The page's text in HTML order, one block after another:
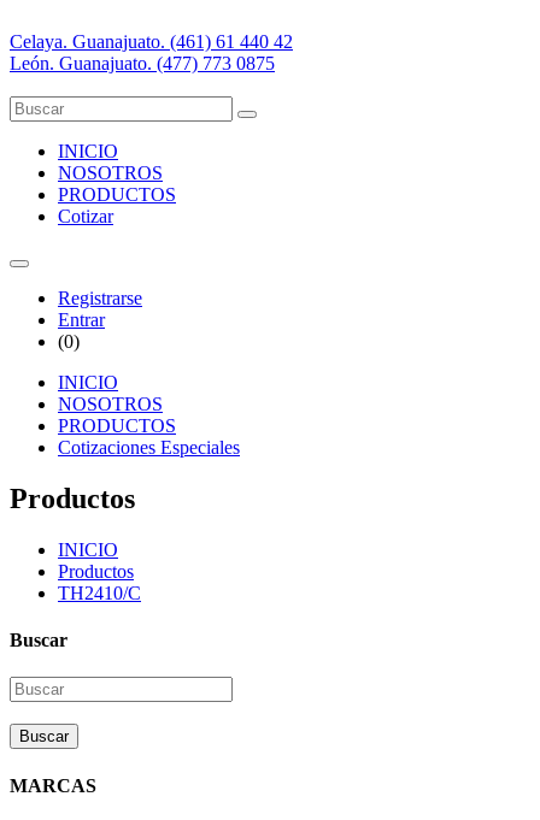
Celaya. Guanajuato. (461) 61 440 42
León. Guanajuato. (477) 773 0875
INICIO
NOSOTROS
PRODUCTOS
Cotizar
Registrarse
Entrar
(0)
INICIO
NOSOTROS
PRODUCTOS
Cotizaciones Especiales
Productos
INICIO
Productos
TH2410/C
Buscar
Buscar
MARCAS